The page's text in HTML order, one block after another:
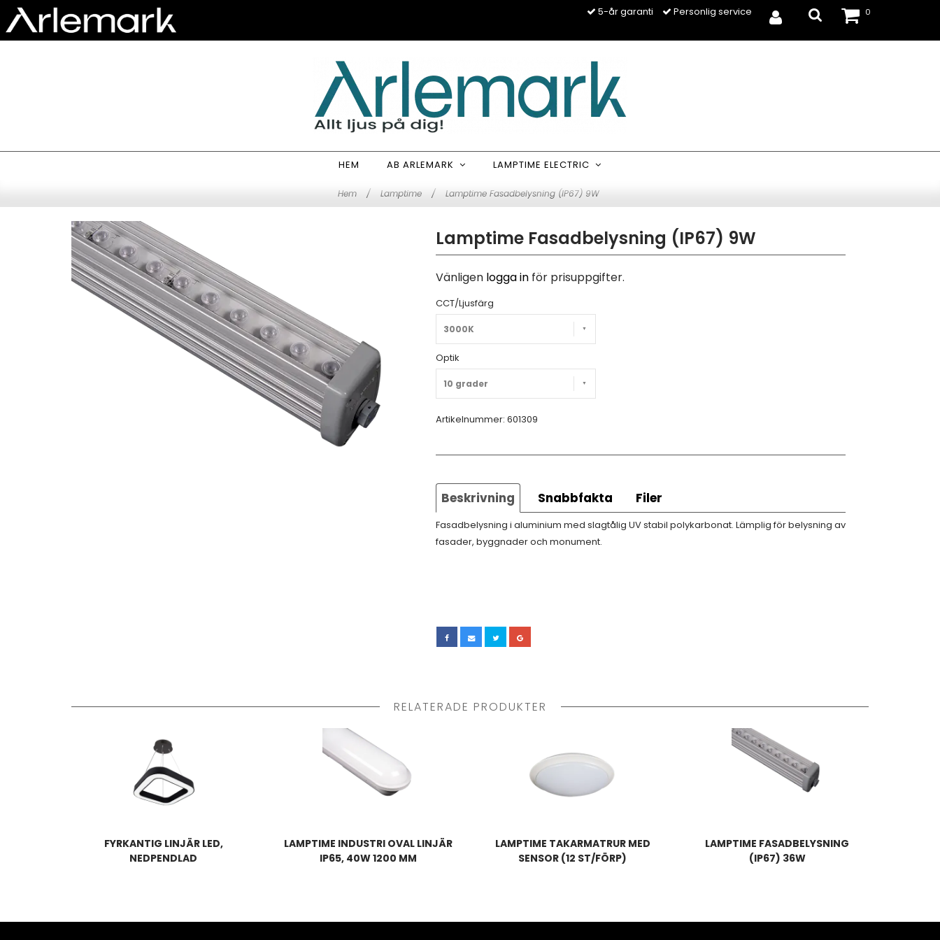
5-år garanti Personlig service 0
HEM AB ARLEMARK LAMPTIME ELECTRIC
Hem / Lamptime / Lamptime Fasadbelysning (IP67) 9W
Lamptime Fasadbelysning (IP67) 9W
Vänligen logga inför prisuppgifter.
CCT/Ljusfärg
3000K
Optik
10 grader
Artikelnummer: 601309
Beskrivning Snabbfakta Filer
Fasadbelysning i aluminium med slagtålig UV stabil polykarbonat. Lämplig för belysning av
fasader, byggnader och monument.
RELATERADE PRODUKTER
FYRKANTIG LINJÄR LED,
NEDPENDLAD
LAMPTIME INDUSTRI OVAL LINJÄR
IP65, 40W 1200 MM
LAMPTIME TAKARMATRUR MED
SENSOR (12 ST/FÖRP)
LAMPTIME FASADBELYSNING
(IP67) 36W